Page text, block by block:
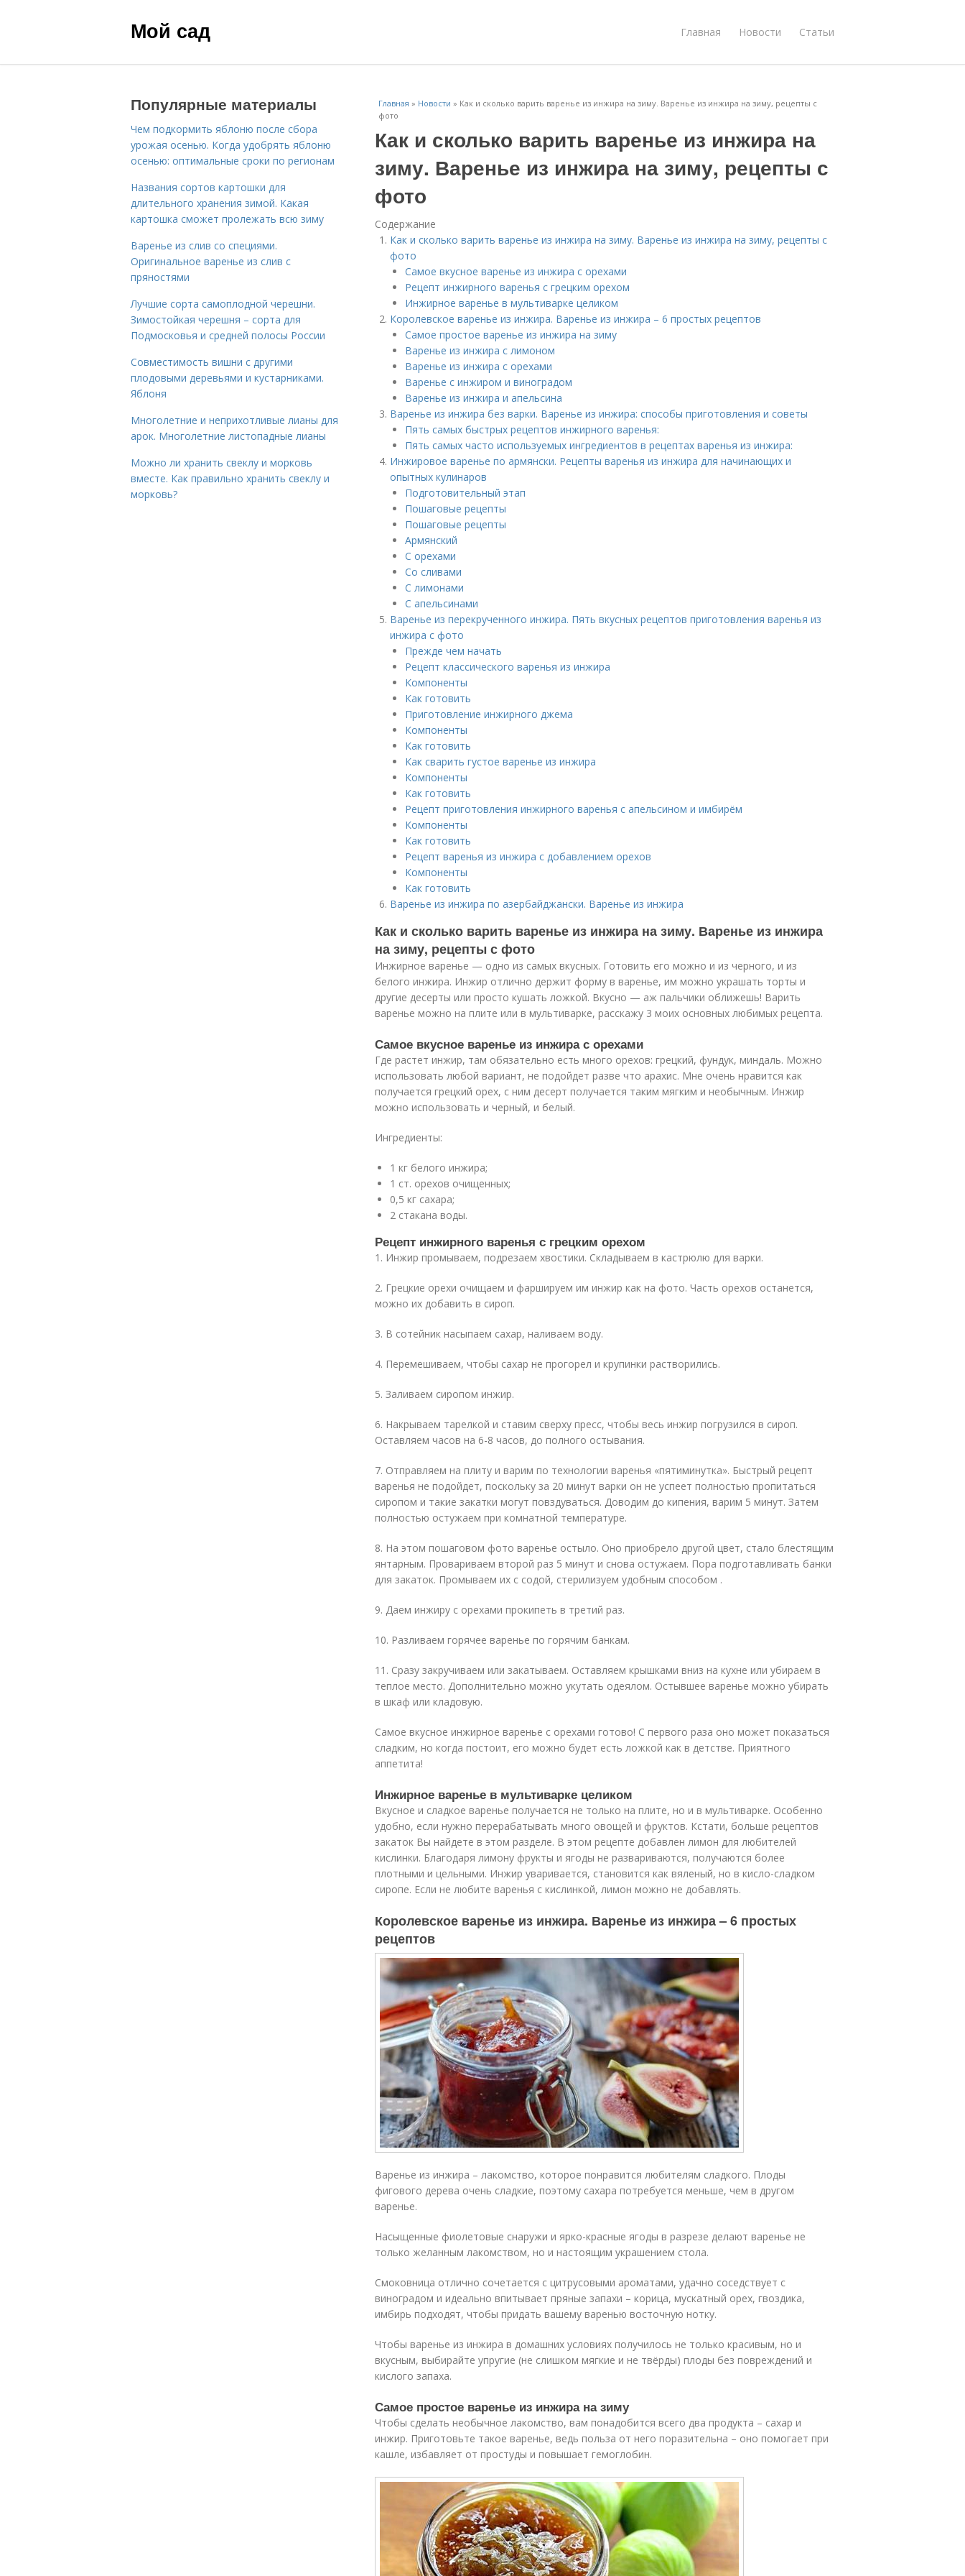
Мой сад Главная Новости Статьи
Главная » Новости » Как и сколько варить варенье из инжира на зиму. Варенье из инжира на зиму, рецепты с
фото
Как и сколько варить варенье из инжира на
зиму. Варенье из инжира на зиму, рецепты с
фото
Содержание
Как и сколько варить варенье из инжира на зиму. Варенье из инжира на зиму, рецепты с
фото
Самое вкусное варенье из инжира с орехами
Рецепт инжирного варенья с грецким орехом
Инжирное варенье в мультиварке целиком
Королевское варенье из инжира. Варенье из инжира – 6 простых рецептов
Самое простое варенье из инжира на зиму
Варенье из инжира с лимоном
Варенье из инжира с орехами
Варенье с инжиром и виноградом
Варенье из инжира и апельсина
Варенье из инжира без варки. Варенье из инжира: способы приготовления и советы
Пять самых быстрых рецептов инжирного варенья:
Пять самых часто используемых ингредиентов в рецептах варенья из инжира:
Инжировое варенье по армянски. Рецепты варенья из инжира для начинающих и
опытных кулинаров
Подготовительный этап
Пошаговые рецепты
Пошаговые рецепты
Армянский
С орехами
Со сливами
С лимонами
С апельсинами
Варенье из перекрученного инжира. Пять вкусных рецептов приготовления варенья из
инжира с фото
Прежде чем начать
Рецепт классического варенья из инжира
Компоненты
Как готовить
Приготовление инжирного джема
Компоненты
Как готовить
Как сварить густое варенье из инжира
Компоненты
Как готовить
Рецепт приготовления инжирного варенья с апельсином и имбирём
Компоненты
Как готовить
Рецепт варенья из инжира с добавлением орехов
Компоненты
Как готовить
Варенье из инжира по азербайджански. Варенье из инжира
Как и сколько варить варенье из инжира на зиму. Варенье из инжира
на зиму, рецепты с фото
Инжирное варенье — одно из самых вкусных. Готовить его можно и из черного, и из
белого инжира. Инжир отлично держит форму в варенье, им можно украшать торты и
другие десерты или просто кушать ложкой. Вкусно — аж пальчики оближешь! Варить
варенье можно на плите или в мультиварке, расскажу 3 моих основных любимых рецепта.
Самое вкусное варенье из инжира с орехами
Где растет инжир, там обязательно есть много орехов: грецкий, фундук, миндаль. Можно
использовать любой вариант, не подойдет разве что арахис. Мне очень нравится как
получается грецкий орех, с ним десерт получается таким мягким и необычным. Инжир
можно использовать и черный, и белый.
Ингредиенты:
1 кг белого инжира;
1 ст. орехов очищенных;
0,5 кг сахара;
2 стакана воды.
Рецепт инжирного варенья с грецким орехом
1. Инжир промываем, подрезаем хвостики. Складываем в кастрюлю для варки.
2. Грецкие орехи очищаем и фаршируем им инжир как на фото. Часть орехов останется,
можно их добавить в сироп.
3. В сотейник насыпаем сахар, наливаем воду.
4. Перемешиваем, чтобы сахар не прогорел и крупинки растворились.
5. Заливаем сиропом инжир.
6. Накрываем тарелкой и ставим сверху пресс, чтобы весь инжир погрузился в сироп.
Оставляем часов на 6-8 часов, до полного остывания.
7. Отправляем на плиту и варим по технологии варенья «пятиминутка». Быстрый рецепт
варенья не подойдет, поскольку за 20 минут варки он не успеет полностью пропитаться
сиропом и такие закатки могут повздуваться. Доводим до кипения, варим 5 минут. Затем
полностью остужаем при комнатной температуре.
8. На этом пошаговом фото варенье остыло. Оно приобрело другой цвет, стало блестящим
янтарным. Провариваем второй раз 5 минут и снова остужаем. Пора подготавливать банки
для закаток. Промываем их с содой, стерилизуем удобным способом .
9. Даем инжиру с орехами прокипеть в третий раз.
10. Разливаем горячее варенье по горячим банкам.
11. Сразу закручиваем или закатываем. Оставляем крышками вниз на кухне или убираем в
теплое место. Дополнительно можно укутать одеялом. Остывшее варенье можно убирать
в шкаф или кладовую.
Самое вкусное инжирное варенье с орехами готово! С первого раза оно может показаться
сладким, но когда постоит, его можно будет есть ложкой как в детстве. Приятного
аппетита!
Инжирное варенье в мультиварке целиком
Вкусное и сладкое варенье получается не только на плите, но и в мультиварке. Особенно
удобно, если нужно перерабатывать много овощей и фруктов. Кстати, больше рецептов
закаток Вы найдете в этом разделе. В этом рецепте добавлен лимон для любителей
кислинки. Благодаря лимону фрукты и ягоды не развариваются, получаются более
плотными и цельными. Инжир уваривается, становится как вяленый, но в кисло-сладком
сиропе. Если не любите варенья с кислинкой, лимон можно не добавлять.
Королевское варенье из инжира. Варенье из инжира – 6 простых
рецептов
Варенье из инжира – лакомство, которое понравится любителям сладкого. Плоды
фигового дерева очень сладкие, поэтому сахара потребуется меньше, чем в другом
варенье.
Насыщенные фиолетовые снаружи и ярко-красные ягоды в разрезе делают варенье не
только желанным лакомством, но и настоящим украшением стола.
Смоковница отлично сочетается с цитрусовыми ароматами, удачно соседствует с
виноградом и идеально впитывает пряные запахи – корица, мускатный орех, гвоздика,
имбирь подходят, чтобы придать вашему варенью восточную нотку.
Чтобы варенье из инжира в домашних условиях получилось не только красивым, но и
вкусным, выбирайте упругие (не слишком мягкие и не твёрды) плоды без повреждений и
кислого запаха.
Самое простое варенье из инжира на зиму
Чтобы сделать необычное лакомство, вам понадобится всего два продукта – сахар и
инжир. Приготовьте такое варенье, ведь польза от него поразительна – оно помогает при
кашле, избавляет от простуды и повышает гемоглобин.
Популярные материалы
Чем подкормить яблоню после сбора
урожая осенью. Когда удобрять яблоню
осенью: оптимальные сроки по регионам
Названия сортов картошки для
длительного хранения зимой. Какая
картошка сможет пролежать всю зиму
Варенье из слив со специями.
Оригинальное варенье из слив с
пряностями
Лучшие сорта самоплодной черешни.
Зимостойкая черешня – сорта для
Подмосковья и средней полосы России
Совместимость вишни с другими
плодовыми деревьями и кустарниками.
Яблоня
Многолетние и неприхотливые лианы для
арок. Многолетние листопадные лианы
Можно ли хранить свеклу и морковь
вместе. Как правильно хранить свеклу и
морковь?